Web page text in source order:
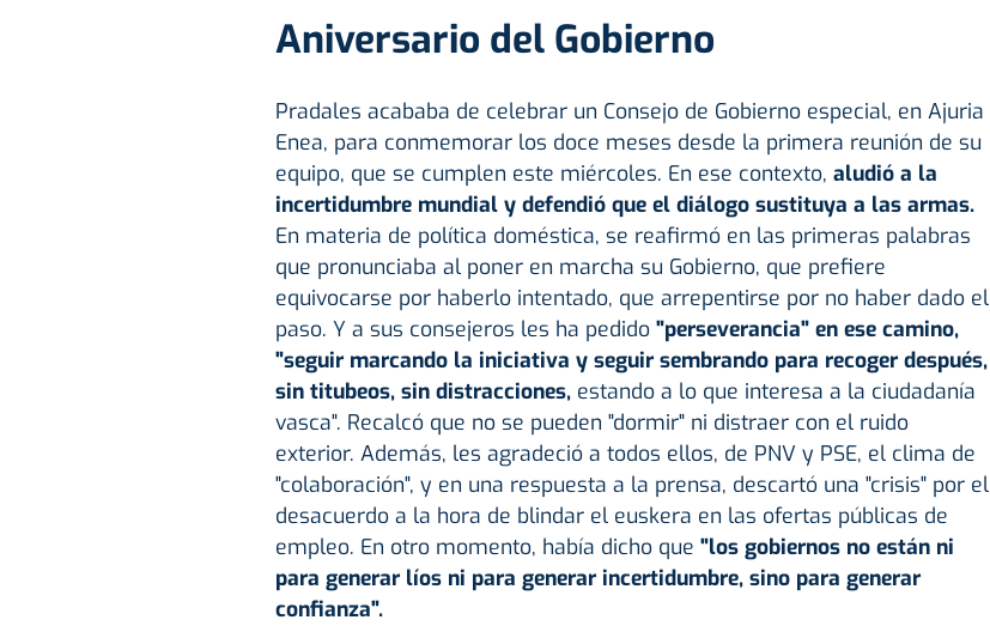
Aniversario del Gobierno
Pradales acababa de celebrar un Consejo de Gobierno especial, en Ajuria
Enea, para conmemorar los doce meses desde la primera reunión de su
equipo, que se cumplen este miércoles. En ese contexto, aludió a la
incertidumbre mundial y defendió que el diálogo sustituya a las armas.
En materia de política doméstica, se reafirmó en las primeras palabras
que pronunciaba al poner en marcha su Gobierno, que prefiere
equivocarse por haberlo intentado, que arrepentirse por no haber dado el
paso. Y a sus consejeros les ha pedido "perseverancia" en ese camino,
"seguir marcando la iniciativa y seguir sembrando para recoger después,
sin titubeos, sin distracciones,estando a lo que interesa a la ciudadanía
vasca". Recalcó que no se pueden "dormir" ni distraer con el ruido
exterior. Además, les agradeció a todos ellos, de PNV y PSE, el clima de
"colaboración", y en una respuesta a la prensa, descartó una "crisis" por el
desacuerdo a la hora de blindar el euskera en las ofertas públicas de
empleo. En otro momento, había dicho que "los gobiernos no están ni
para generar líos ni para generar incertidumbre, sino para generar
confianza".